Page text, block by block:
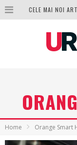
CELE MAI NOI
Home Orange Smart